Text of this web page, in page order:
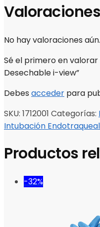
Valoraciones
No hay valoraciones aún.
Sé el primero en
Desechable i-view”
Debes acceder para
SKU: 1712001 Categorías:
Intubación Endotraqueal
Productos
-32%